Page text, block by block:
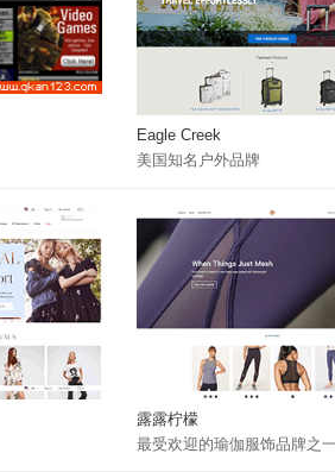
Eagle Creek
美国知名户外品牌
露露柠檬
最受欢迎的瑜伽服饰品牌之